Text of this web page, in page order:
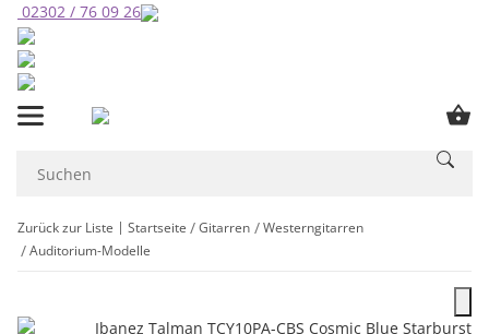
02302 / 76 09 26
Zurück zur Liste Startseite Gitarren
Westerngitarren
Auditorium-Modelle